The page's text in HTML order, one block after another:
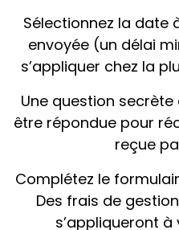
Sélectionnez la date
envoyée (un délai
s’appliquer chez la
Une question
être répondue pour
reçue
Complétez le
Des frais de
s’appliqueront